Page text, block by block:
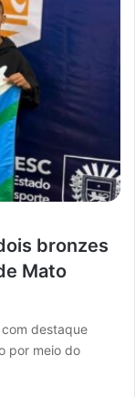
bronzes
Mato
destaque
por meio do